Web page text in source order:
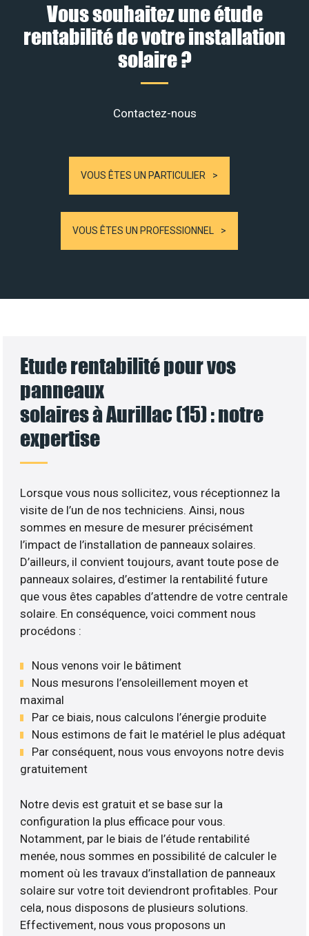
Vous souhaitez une étude
rentabilité de votre installation
solaire ?
Contactez-nous
VOUS ÊTES UN PARTICULIER
VOUS ÊTES UN PROFESSIONNEL
Etude rentabilité pour vos
panneaux
solaires à Aurillac (15) : notre
expertise
Lorsque vous nous sollicitez, vous réceptionnez la
visite de l’un de nos techniciens. Ainsi, nous
sommes en mesure de mesurer précisément
l’impact de l’installation de panneaux solaires.
D’ailleurs, il convient toujours, avant toute pose de
panneaux solaires, d’estimer la rentabilité future
que vous êtes capables d’attendre de votre centrale
solaire. En conséquence, voici comment nous
procédons :
Nous venons voir le bâtiment
Nous mesurons l’ensoleillement moyen et
maximal
Par ce biais, nous calculons l’énergie produite
Nous estimons de fait le matériel le plus adéquat
Par conséquent, nous vous envoyons notre devis
gratuitement
Notre devis est gratuit et se base sur la
configuration la plus efficace pour vous.
Notamment, par le biais de l’étude rentabilité
menée, nous sommes en possibilité de calculer le
moment où les travaux d’installation de panneaux
solaire sur votre toit deviendront profitables. Pour
cela, nous disposons de plusieurs solutions.
Effectivement, nous vous proposons un